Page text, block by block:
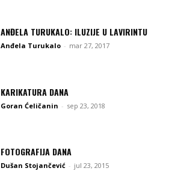
ANĐELA TURUKALO: ILUZIJE U LAVIRINTU
Anđela Turukalo - mar 27, 2017
KARIKATURA DANA
Goran Ćeličanin - sep 23, 2018
FOTOGRAFIJA DANA
Dušan Stojančević - jul 23, 2015